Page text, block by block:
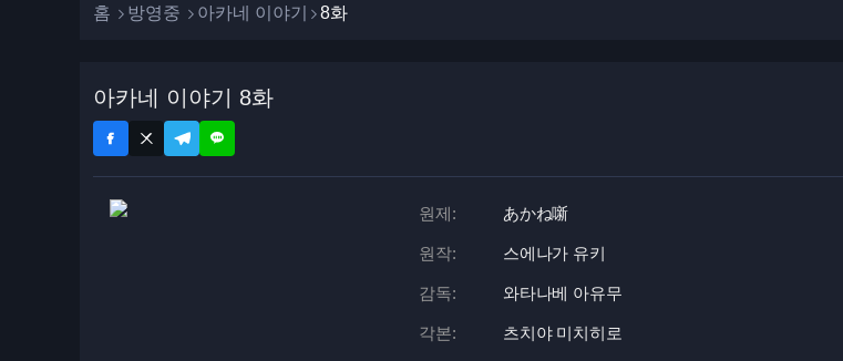
홈 방영중 아카네 이야기 8화
아카네 이야기 8화
원제: あかね噺
원작: 스에나가 유키
감독: 와타나베 아유무
각본: 츠치야 미치히로